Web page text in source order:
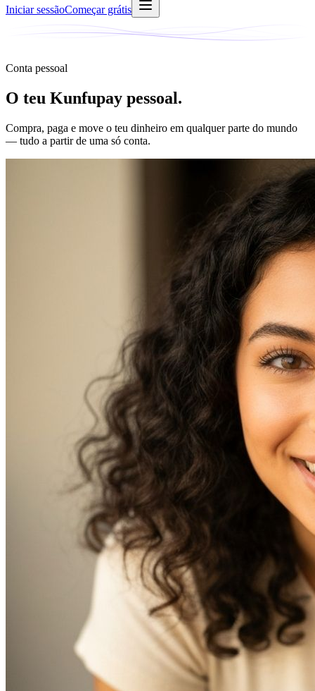
Iniciar sessãoComeçar grátis
Conta pessoal
O teu Kunfupay pessoal.
Compra, paga e move o teu dinheiro em qualquer parte do mundo
— tudo a partir de uma só conta.